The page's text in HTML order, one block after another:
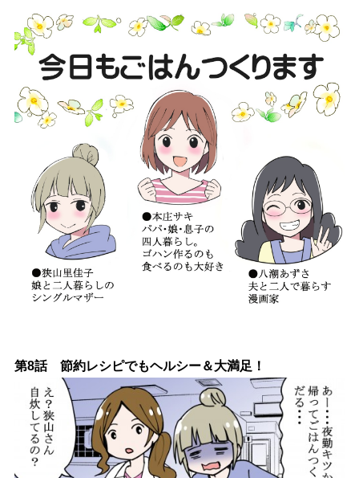
第8話 節約レシピでもヘルシー＆大満足！